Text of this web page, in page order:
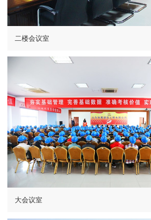
二楼会议室
大会议室